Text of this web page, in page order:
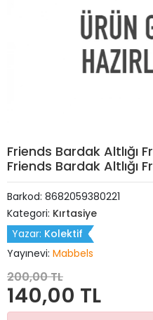
Friends Bardak Altlığı
Friends Bardak Altlığı
Barkod: 8682059380221
Kategori: Kırtasiye
Yazar: Kolektif
Yayınevi: Mabbels
200,00 TL
140,00 TL